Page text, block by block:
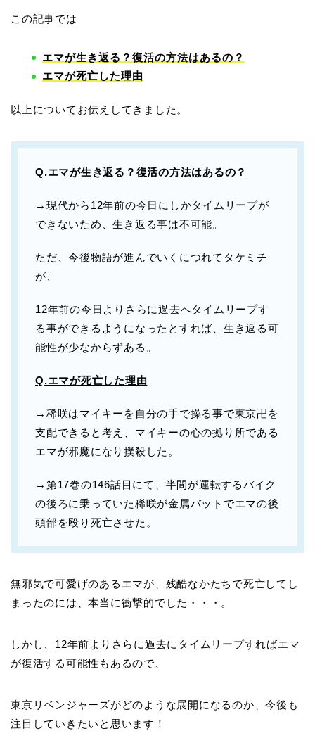
この記事では
エマが生き返る？復活の方法はあるの？
エマが死亡した理由
以上についてお伝えしてきました。
Q.エマが生き返る？復活の方法はあるの？
→現代から12年前の今日にしかタイムリープが
できないため、生き返る事は不可能。
ただ、今後物語が進んでいくにつれてタケミチ
が、
12年前の今日よりさらに過去へタイムリープす
る事ができるようになったとすれば、生き返る可
能性が少なからずある。
Q.エマが死亡した理由
→稀咲はマイキーを自分の手で操る事で東京卍を
支配できると考え、マイキーの心の拠り所である
エマが邪魔になり撲殺した。
→第17巻の146話目にて、半間が運転するバイク
の後ろに乗っていた稀咲が金属バットでエマの後
頭部を殴り死亡させた。
無邪気で可愛げのあるエマが、残酷なかたちで死亡してし
まったのには、本当に衝撃的でした・・・。
しかし、12年前よりさらに過去にタイムリープすればエマ
が復活する可能性もあるので、
東京リベンジャーズがどのような展開になるのか、今後も
注目していきたいと思います！